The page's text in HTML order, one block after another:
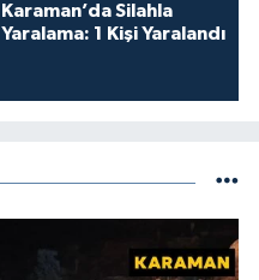
Karaman’da Silahla
Yaralama: 1 Kişi Yaralandı